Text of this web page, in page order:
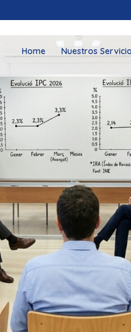
Home Nuestros